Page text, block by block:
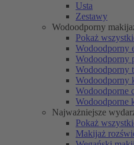
Usta
Zestawy
Wodoodporny
Pokaż
Wodoodporny
Wodoodporny
Wodoodporny
Wodoodporny
Wodoodporne
Wodoodporne
Najważniejsze
Pokaż
Makijaż